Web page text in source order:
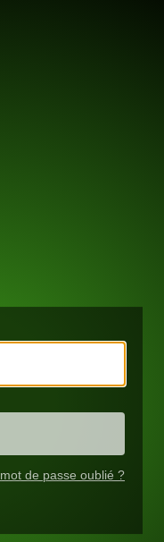
mot de passe oublié ?